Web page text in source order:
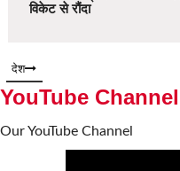
विकेट से रौंदा
देश
YouTube
Our YouTube Channel